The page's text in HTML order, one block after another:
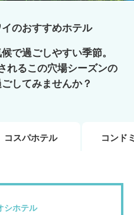
のおすすめホテル
で過ごしやすい季節。
れるこの穴場シーズンの
してみませんか？
コスパホテル コンド
シホテル